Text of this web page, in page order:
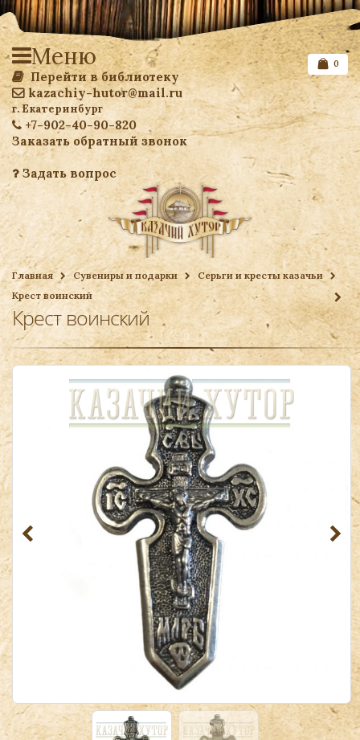
Перейти в библиотеку
kazachiy-hutor@mail.ru
г. Екатеринбург
+7-902-40-90-820
Заказать обратный звонок
Задать вопрос
Список желаемого
Ваша корзина
0
Меню
Главная Сувениры и подарки
Серьги и кресты казачьи
Крест воинский
Крест воинский